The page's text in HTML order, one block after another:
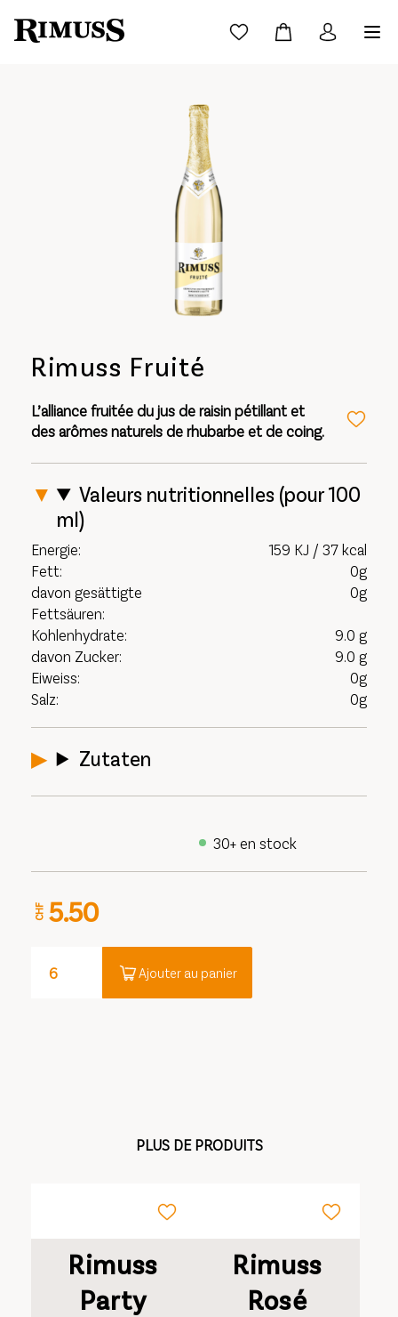
Rimuss Fruité
L’alliance fruitée du jus de raisin pétillant et
des arômes naturels de rhubarbe et de coing.
Valeurs nutritionnelles (pour 100
ml)
Energie:
159 KJ / 37 kcal
Fett:
0g
davon gesättigte
Fettsäuren:
0g
Kohlenhydrate:
9.0 g
davon Zucker:
9.0 g
Eiweiss:
0g
Salz:
0g
Zutaten
30+ en stock
CHF 5.50
Ajouter au panier
PLUS DE PRODUITS
Rimuss
Party
Rimuss
Rosé